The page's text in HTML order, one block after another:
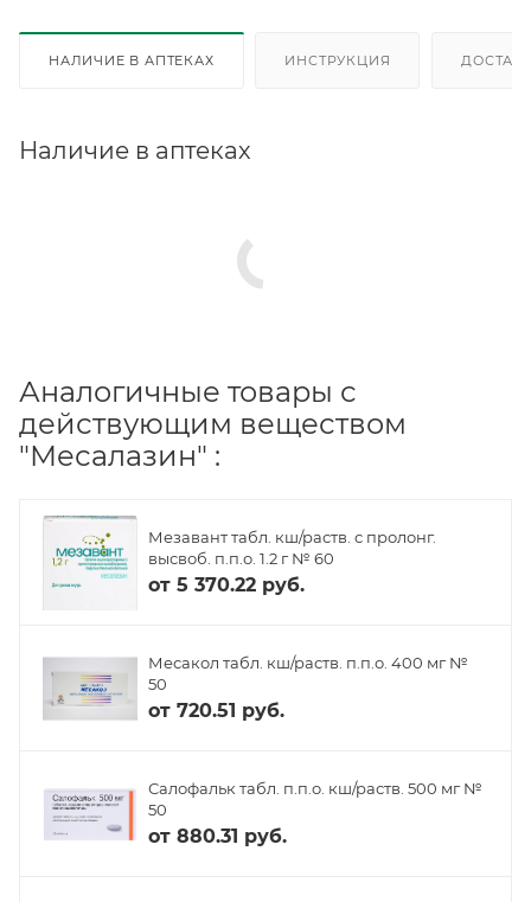
НАЛИЧИЕ В АПТЕКАХ ИНСТРУКЦИЯ
Наличие в аптеках
Аналогичные товары с
действующим веществом
"Месалазин" :
Мезавант табл. кш/раств. с пролонг.
высвоб. п.п.о. 1.2 г № 60
от 5 370.22 руб.
Месакол табл. кш/раств. п.п.о. 400 мг №
50
от 720.51 руб.
Салофальк табл. п.п.о. кш/раств. 500 мг №
50
от 880.31 руб.